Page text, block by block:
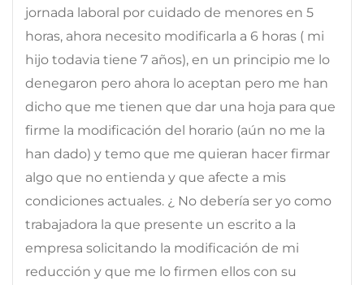
jornada laboral por cuidado de menores en 5
horas, ahora necesito modificarla a 6 horas ( mi
hijo todavia tiene 7 años), en un principio me lo
denegaron pero ahora lo aceptan pero me han
dicho que me tienen que dar una hoja para que
firme la modificación del horario (aún no me la
han dado) y temo que me quieran hacer firmar
algo que no entienda y que afecte a mis
condiciones actuales. ¿ No debería ser yo como
trabajadora la que presente un escrito a la
empresa solicitando la modificación de mi
reducción y que me lo firmen ellos con su